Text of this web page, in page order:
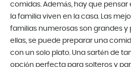
comidas. Además, hay que
la familia viven en la casa. Las
familias numerosas son grandes y
ellas, se puede preparar una
con un solo plato. Una sartén de
opción perfecta para solteros y